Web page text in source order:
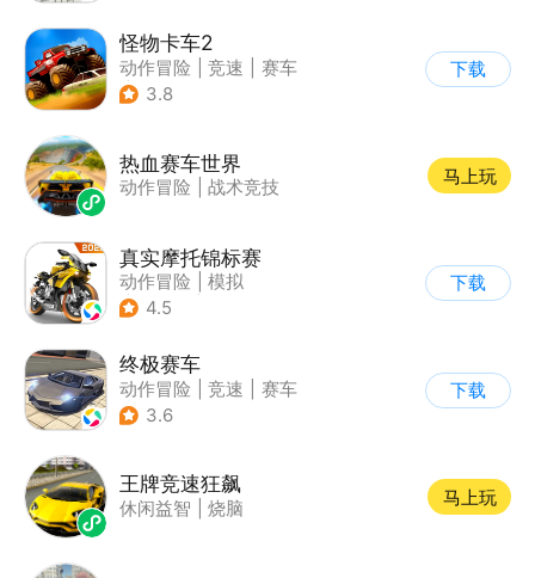
怪物卡车2
动作冒险 竞速
赛车
| 卡通
3.8
下载
热血赛车世界
动作冒险 战术竞技
马上玩
真实摩托锦标赛
动作冒险
模拟
| 摩托车
4.5
下载
终极赛车
动作冒险 竞速
赛车
3.6
下载
王牌竞速狂飙
休闲益智 烧脑
马上玩